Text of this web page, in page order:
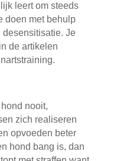
leert om steeds
doen met behulp
Je
de artikelen
nooit,
zich realiseren
opvoeden beter
hond bang is, dan